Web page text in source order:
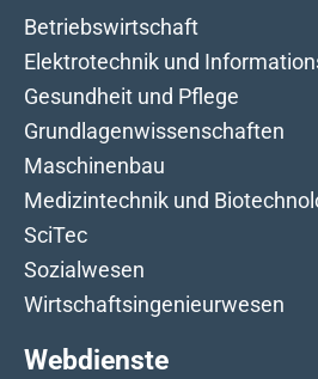
Betriebswirtschaft
Elektrotechnik und
Gesundheit und Pflege
Grundlagenwissenschaften
Maschinenbau
Medizintechnik und
SciTec
Sozialwesen
Wirtschaftsingenieurwesen
Webdienste